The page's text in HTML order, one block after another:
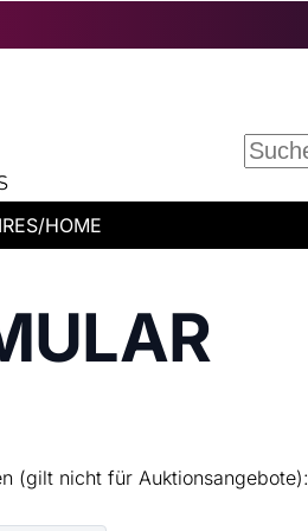
HOME
(gilt nicht für Auktionsangebote):